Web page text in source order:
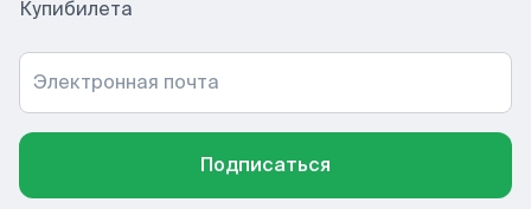
Купибилета
Электронная почта
Подписаться